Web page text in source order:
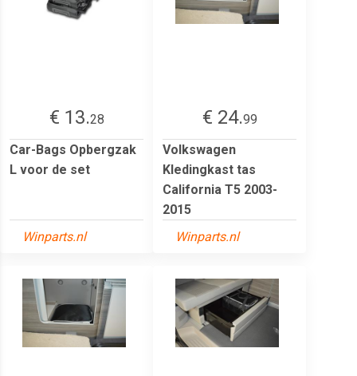
€ 13.28
Car-Bags Opbergzak
L voor de set
Winparts.nl
€ 24.99
Volkswagen
Kledingkast tas
California T5 2003-
2015
Winparts.nl